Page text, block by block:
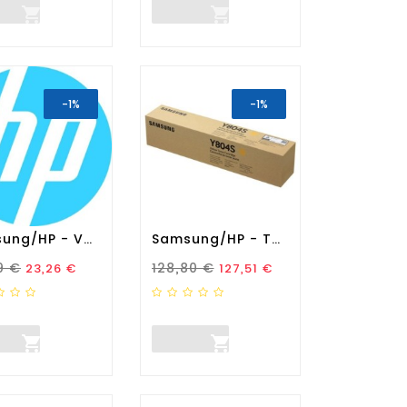
-1%
Samsung/HP - Vaschetta...
Standard
€ Prezzo
23,26 €

-1%
Samsung/HP - Toner...
Prezzo Standard
128,80 € Prezzo
127,51 €
